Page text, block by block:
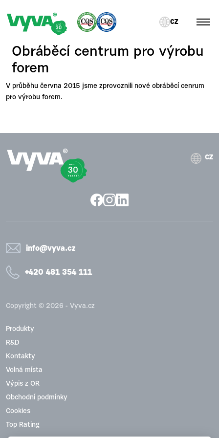
CZ
Obráběcí centrum pro výrobu
forem
V průběhu června 2015 jsme zprovoznili nové obráběcí cenrum
pro výrobu forem.
CZ
info@vyva.cz
+420 481 354 111
Copyright © 2026 - Vyva.cz
Produkty
R&D
Kontakty
Volná místa
Výpis z OR
Obchodní podmínky
Cookies
Top Rating